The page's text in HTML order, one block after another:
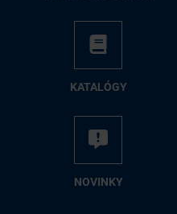
KA­TA­LÓ­GY
NO­VIN­KY